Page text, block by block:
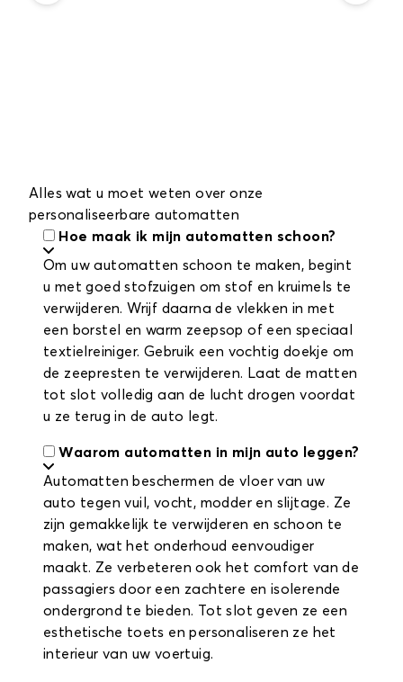
Alles wat u moet weten over onze
personaliseerbare automatten
Hoe maak ik mijn automatten schoon?
Om uw automatten schoon te maken, begint
u met goed stofzuigen om stof en kruimels te
verwijderen. Wrijf daarna de vlekken in met
een borstel en warm zeepsop of een speciaal
textielreiniger. Gebruik een vochtig doekje om
de zeepresten te verwijderen. Laat de matten
tot slot volledig aan de lucht drogen voordat
u ze terug in de auto legt.
Waarom automatten in mijn auto leggen?
Automatten beschermen de vloer van uw
auto tegen vuil, vocht, modder en slijtage. Ze
zijn gemakkelijk te verwijderen en schoon te
maken, wat het onderhoud eenvoudiger
maakt. Ze verbeteren ook het comfort van de
passagiers door een zachtere en isolerende
ondergrond te bieden. Tot slot geven ze een
esthetische toets en personaliseren ze het
interieur van uw voertuig.